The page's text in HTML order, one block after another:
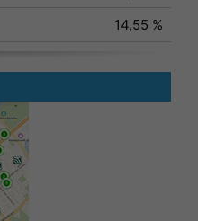
14,55 %